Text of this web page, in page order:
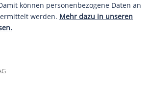
können personenbezogene Daten an
werden. Mehr dazu in unseren